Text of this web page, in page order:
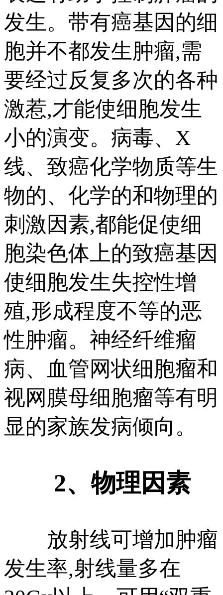
发生。带有癌基因的细
胞并不都发生肿瘤,需
要经过反复多次的各种
激惹,才能使细胞发生
小的演变。病毒、X
线、致癌化学物质等生
物的、化学的和物理的
刺激因素,都能促使细
胞染色体上的致癌基因
使细胞发生失控性增
殖,形成程度不等的恶
性肿瘤。神经纤维瘤
病、血管网状细胞瘤和
视网膜母细胞瘤等有明
显的家族发病倾向。
2、物理因素
放射线可增加肿瘤
发生率,射线量多在